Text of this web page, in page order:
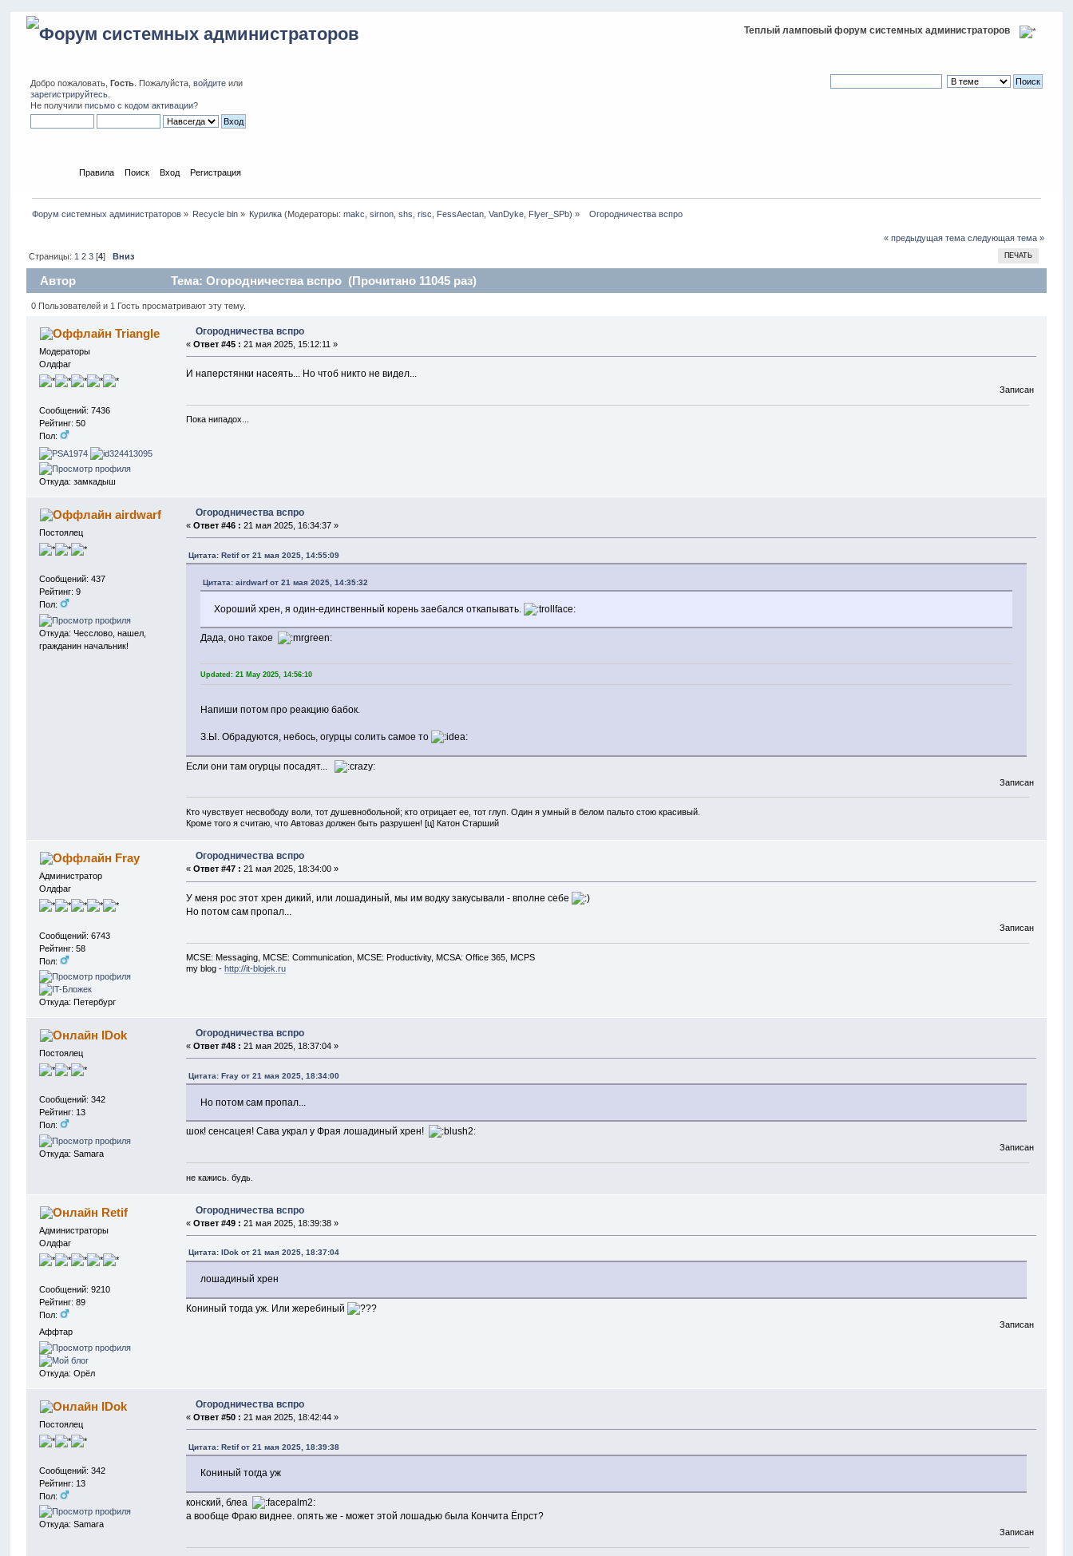
Теплый ламповый форум системных администраторов
Добро пожаловать,Гость . Пожалуйста,войдите или
зарегистрируйтесь
Не получилиписьмо с кодом активации?
Правила Поиск Вход Регистрация
Форум системных администраторов» Recycle bin » Курилка (Модераторы:makc ,sirnon ,shs ,risc FessAectan ,VanDyke Flyer_SPb) »
  Огородничества вспро
« предыдущая тема следующая тема »
ПЕЧАТЬ
Страницы: 1 2 3[4] Вниз
Автор Тема: Огородничества вспро (Прочитано 11045 раз)
0 Пользователей и 1 Гость просматривают эту тему.
Triangle
Модераторы
Олдфаг
Сообщений: 7436
Рейтинг: 50
Пол:
Откуда: замкадыш
Огородничества вспро
«Ответ #45 : 21 мая 2025, 15:12:11 »
И наперстянки насеять... Но чтоб никто не видел...
Записан
Пока нипадох...
airdwarf
Постоялец
Сообщений: 437
Рейтинг: 9
Пол:
Откуда: Чесслово, нашел,
гражданин начальник!
Огородничества вспро
«Ответ #46 : 21 мая 2025, 16:34:37 »
Цитата: Retif от 21 мая 2025, 14:55:09
Цитата: airdwarf от 21 мая 2025, 14:35:32
Хороший хрен, я один-единственный корень заебался откапывать.
Дада, оно такое
Updated: 21 May 2025, 14:56:10
Напиши потом про реакцию бабок.
З.Ы. Обрадуются, небось, огурцы солить самое то
Если они там огурцы посадят...
Записан
Кто чувствует несвободу воли, тот душевнобольной; кто отрицает ее, тот глуп. Один я умный в белом пальто стою красивый.
Кроме того я считаю, что Автоваз должен быть разрушен! [ц] Катон Старший
Fray
Администратор
Олдфаг
Сообщений: 6743
Рейтинг: 58
Пол:
Откуда: Петербург
Огородничества вспро
«Ответ #47 : 21 мая 2025, 18:34:00 »
У меня рос этот хрен дикий, или лошадиный, мы им водку закусывали - вполне себе
Но потом сам пропал...
Записан
MCSE: Messaging, MCSE: Communication, MCSE: Productivity, MCSA: Office 365, MCPS
my blog - http://it-blojek.ru
IDok
Постоялец
Сообщений: 342
Рейтинг: 13
Пол:
Откуда: Samara
Огородничества вспро
«Ответ #48 : 21 мая 2025, 18:37:04 »
Цитата: Fray от 21 мая 2025, 18:34:00
Но потом сам пропал...
шок! сенсацея! Сава украл у Фрая лошадиный хрен!
Записан
не кажись. будь.
Retif
Администраторы
Олдфаг
Сообщений: 9210
Рейтинг: 89
Пол:
Аффтар
Откуда: Орёл
Огородничества вспро
«Ответ #49 : 21 мая 2025, 18:39:38 »
Цитата: IDok от 21 мая 2025, 18:37:04
лошадиный хрен
Кониный тогда уж. Или жеребиный
Записан
IDok
Постоялец
Сообщений: 342
Рейтинг: 13
Пол:
Откуда: Samara
Огородничества вспро
«Ответ #50 : 21 мая 2025, 18:42:44 »
Цитата: Retif от 21 мая 2025, 18:39:38
Кониный тогда уж
конский, блеа
а вообще Фраю виднее. опять же - может этой лошадью была Кончита Ёпрст?
Записан